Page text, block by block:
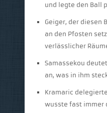
und legte den Ball
Geiger, der diesen
an den Pfosten
verlässlicher
Samassekou
an, was in ihm
Kramaric
wusste fast immer